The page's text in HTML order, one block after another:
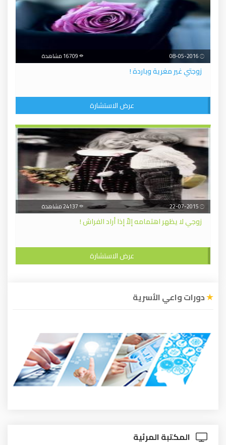
زوجتي غير مغرية وباردة !
عرض الاستشارة
زوجي لا يظهر اهتمامه إلاّ إذا أراد الفراش !
عرض الاستشارة
دورات واعي الأسرية
المكتبة المرئية